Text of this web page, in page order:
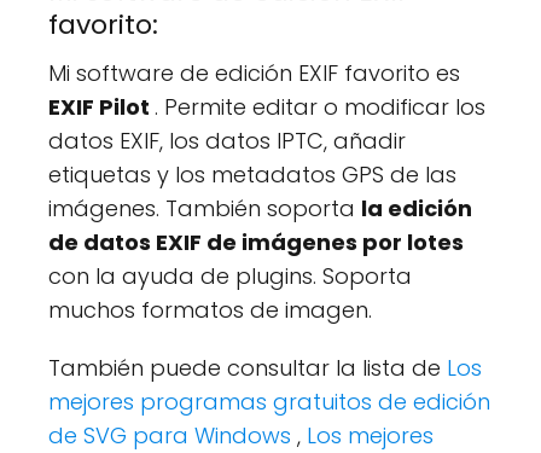
favorito:
Mi software de edición EXIF favorito es
EXIF Pilot . Permite editar o modificar los
datos EXIF, los datos IPTC, añadir
etiquetas y los metadatos GPS de las
imágenes. También soporta la edición
de datos EXIF de imágenes por lotes
con la ayuda de plugins. Soporta
muchos formatos de imagen.
También puede consultar la lista de Los
mejores programas gratuitos de edición
de SVG para Windows , Los mejores